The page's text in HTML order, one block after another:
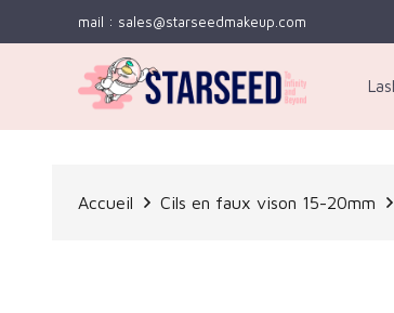
mail : sales@starseedmakeup.com
Accueil Cils en faux vison 15-20mm